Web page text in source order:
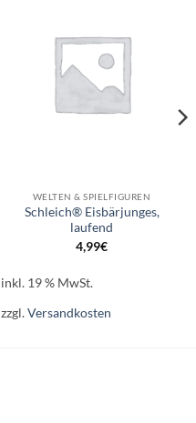
WELTEN & SPIELFIGUREN
Schleich® Eisbärjunges,
laufend
4,99€
inkl. 19 % MwSt.
zzgl.Versandkosten